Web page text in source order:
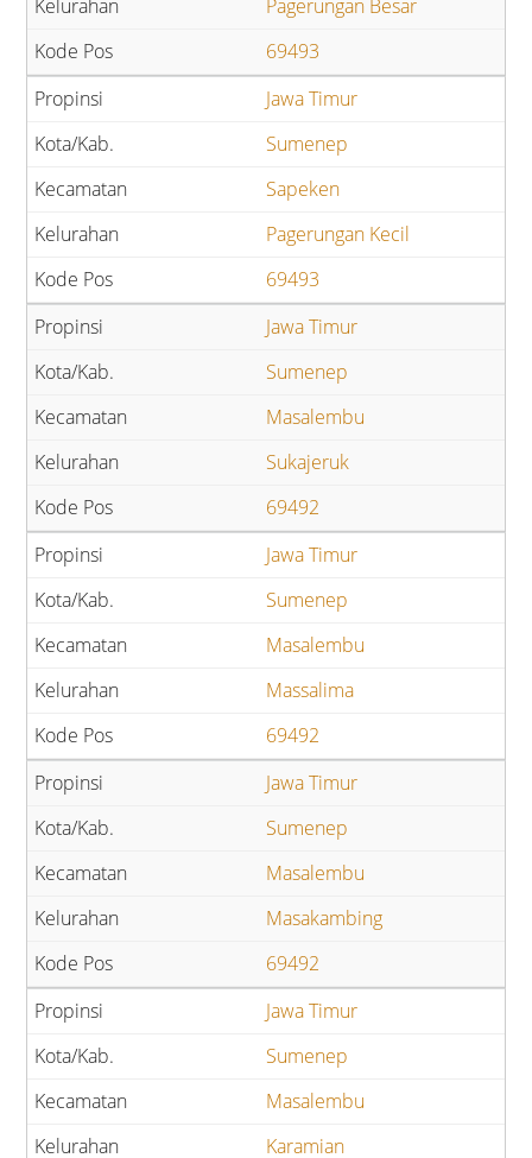
Pagerungan Besar
69493
Jawa Timur
Sumenep
Sapeken
Pagerungan Kecil
69493
Jawa Timur
Sumenep
Masalembu
Sukajeruk
69492
Jawa Timur
Sumenep
Masalembu
Massalima
69492
Jawa Timur
Sumenep
Masalembu
Masakambing
69492
Jawa Timur
Sumenep
Masalembu
Karamian